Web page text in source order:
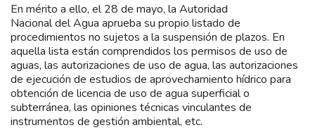
En mérito a ello, el 28 de mayo, la Autoridad
Nacional del Agua aprueba su propio listado de
procedimientos no sujetos a la suspensión de plazos. En
aquella lista están comprendidos los permisos de uso de
aguas, las autorizaciones de uso de agua, las autorizaciones
de ejecución de estudios de aprovechamiento hídrico para
obtención de licencia de uso de agua superficial o
subterránea, las opiniones técnicas vinculantes de
instrumentos de gestión ambiental, etc.